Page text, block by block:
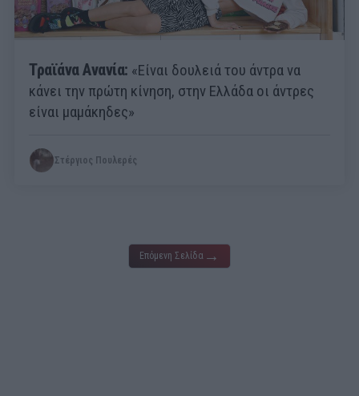
Τραϊάνα Ανανία: «Είναι δουλειά του άντρα να
κάνει την πρώτη κίνηση, στην Ελλάδα οι άντρες
είναι μαμάκηδες»
Στέργιος Πουλερές
Επόμενη Σελίδα →